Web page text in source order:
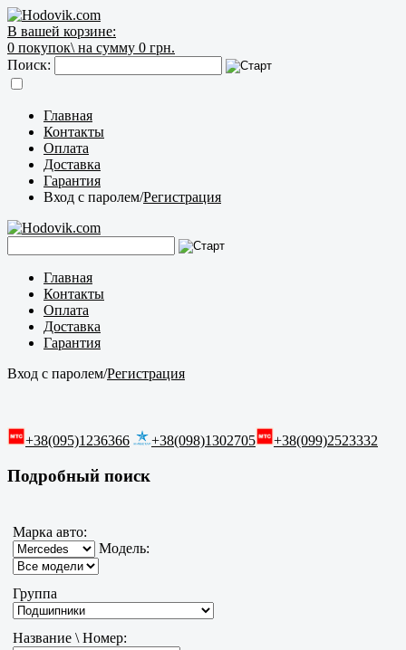
В вашей корзине:
0 покупок\ на сумму 0 грн.
Поиск:
Главная
Контакты
Оплата
Доставка
Гарантия
Вход с паролем/Регистрация
Главная
Контакты
Оплата
Доставка
Гарантия
Вход с паролем/Регистрация
+38(095)1236366 +38(098)1302705 +38(099)2523332
Подробный поиск
Марка авто:
Модель:
Группа
Название \ Номер: